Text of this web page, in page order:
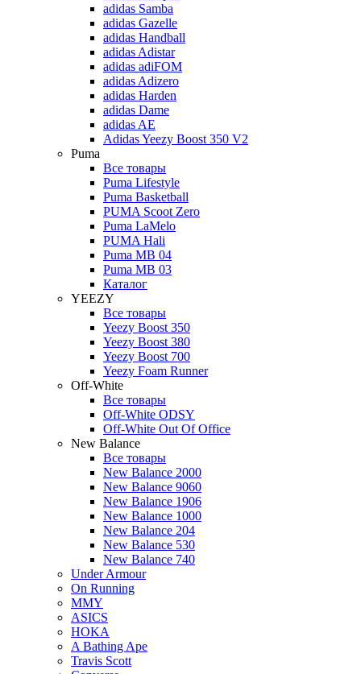
adidas Samba
adidas Gazelle
adidas Handball
adidas Adistar
adidas adiFOM
adidas Adizero
adidas Harden
adidas Dame
adidas AE
Adidas Yeezy Boost 350 V2
Puma
Все товары
Puma Lifestyle
Puma Basketball
PUMA Scoot Zero
Puma LaMelo
PUMA Hali
Puma MB 04
Puma MB 03
Каталог
YEEZY
Все товары
Yeezy Boost 350
Yeezy Boost 380
Yeezy Boost 700
Yeezy Foam Runner
Off-White
Все товары
Off-White ODSY
Off-White Out Of Office
New Balance
Все товары
New Balance 2000
New Balance 9060
New Balance 1906
New Balance 1000
New Balance 204
New Balance 530
New Balance 740
Under Armour
On Running
MMY
ASICS
HOKA
A Bathing Ape
Travis Scott